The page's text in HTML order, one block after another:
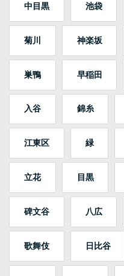
中目黒 池袋
菊川 神楽坂
巣鴨 早稲田
入谷 錦糸
江東区 緑
立花 目黒
碑文谷 八広
歌舞伎 日比谷